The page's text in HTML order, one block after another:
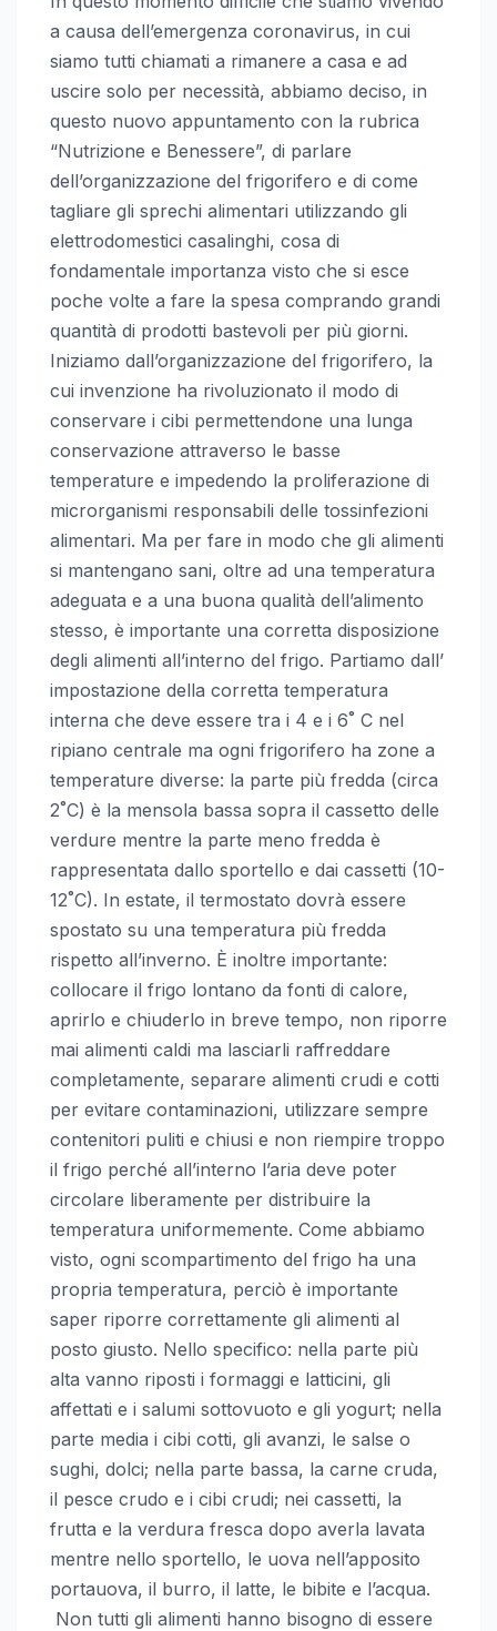
a causa dell’emergenza coronavirus, in cui
siamo tutti chiamati a rimanere a casa e ad
uscire solo per necessità, abbiamo deciso, in
questo nuovo appuntamento con la rubrica
“Nutrizione e Benessere”, di parlare
dell’organizzazione del frigorifero e di come
tagliare gli sprechi alimentari utilizzando gli
elettrodomestici casalinghi, cosa di
fondamentale importanza visto che si esce
poche volte a fare la spesa comprando grandi
quantità di prodotti bastevoli per più giorni.
Iniziamo dall’organizzazione del frigorifero, la
cui invenzione ha rivoluzionato il modo di
conservare i cibi permettendone una lunga
conservazione attraverso le basse
temperature e impedendo la proliferazione di
microrganismi responsabili delle tossinfezioni
alimentari. Ma per fare in modo che gli alimenti
si mantengano sani, oltre ad una temperatura
adeguata e a una buona qualità dell’alimento
stesso, è importante una corretta disposizione
degli alimenti all’interno del frigo. Partiamo dall’
impostazione della corretta temperatura
interna che deve essere tra i 4 e i 6˚ C nel
ripiano centrale ma ogni frigorifero ha zone a
temperature diverse: la parte più fredda (circa
2˚C) è la mensola bassa sopra il cassetto delle
verdure mentre la parte meno fredda è
rappresentata dallo sportello e dai cassetti (10-
12˚C). In estate, il termostato dovrà essere
spostato su una temperatura più fredda
rispetto all’inverno. È inoltre importante:
collocare il frigo lontano da fonti di calore,
aprirlo e chiuderlo in breve tempo, non riporre
mai alimenti caldi ma lasciarli raffreddare
completamente, separare alimenti crudi e cotti
per evitare contaminazioni, utilizzare sempre
contenitori puliti e chiusi e non riempire troppo
il frigo perché all’interno l’aria deve poter
circolare liberamente per distribuire la
temperatura uniformemente. Come abbiamo
visto, ogni scompartimento del frigo ha una
propria temperatura, perciò è importante
saper riporre correttamente gli alimenti al
posto giusto. Nello specifico: nella parte più
alta vanno riposti i formaggi e latticini, gli
affettati e i salumi sottovuoto e gli yogurt; nella
parte media i cibi cotti, gli avanzi, le salse o
sughi, dolci; nella parte bassa, la carne cruda,
il pesce crudo e i cibi crudi; nei cassetti, la
frutta e la verdura fresca dopo averla lavata
mentre nello sportello, le uova nell’apposito
portauova, il burro, il latte, le bibite e l’acqua.
Non tutti gli alimenti hanno bisogno di essere